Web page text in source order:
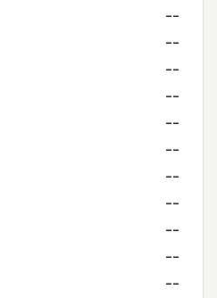
--
--
--
--
--
--
--
--
--
--
--